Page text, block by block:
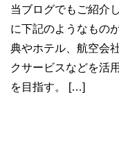
当ブログでもご紹介
に下記のようなもの
典やホテル、航空会
クサービスなどを活
を目指す。 […]